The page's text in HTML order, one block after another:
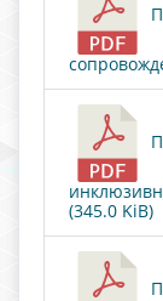
(345.0 KiB)